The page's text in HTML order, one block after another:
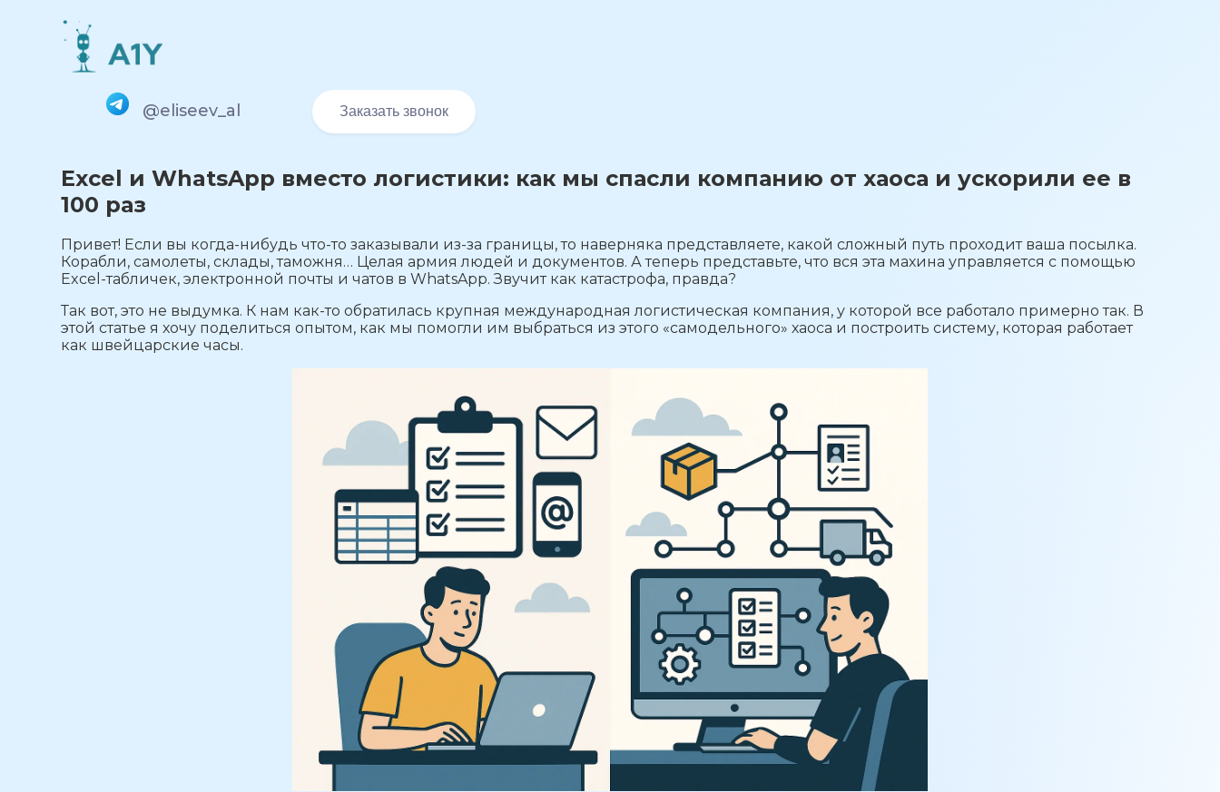
@eliseev_al Заказать звонок
Excel и WhatsApp вместо логистики: как мы спасли компанию от хаоса и ускорили ее в
100 раз
Привет! Если вы когда-нибудь что-то заказывали из-за границы, то наверняка представляете, какой сложный путь проходит ваша посылка.
Корабли, самолеты, склады, таможня… Целая армия людей и документов. А теперь представьте, что вся эта махина управляется с помощью
Excel-табличек, электронной почты и чатов в WhatsApp. Звучит как катастрофа, правда?
Так вот, это не выдумка. К нам как-то обратилась крупная международная логистическая компания, у которой все работало примерно так. В
этой статье я хочу поделиться опытом, как мы помогли им выбраться из этого «самодельного» хаоса и построить систему, которая работает
как швейцарские часы.